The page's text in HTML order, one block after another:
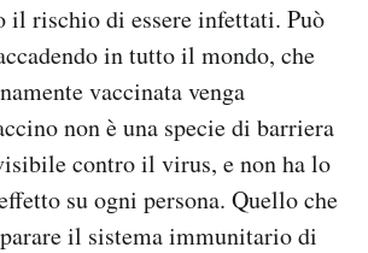
il rischio di essere infettati. Può
in tutto il mondo, che
vaccinata venga
non è una specie di barriera
contro il virus, e non ha lo
su ogni persona. Quello che
il sistema immunitario di